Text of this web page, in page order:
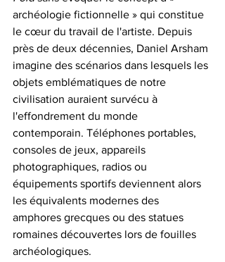
archéologie fictionnelle » qui constitue
le cœur du travail de l'artiste. Depuis
près de deux décennies, Daniel Arsham
imagine des scénarios dans lesquels les
objets emblématiques de notre
civilisation auraient survécu à
l'effondrement du monde
contemporain. Téléphones portables,
consoles de jeux, appareils
photographiques, radios ou
équipements sportifs deviennent alors
les équivalents modernes des
amphores grecques ou des statues
romaines découvertes lors de fouilles
archéologiques.